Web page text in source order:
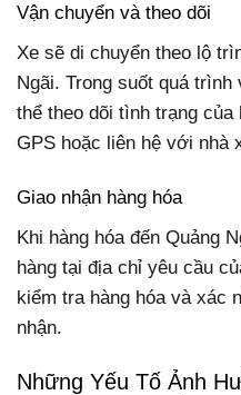
Vận chuyển và theo dõi
Xe sẽ di chuyển theo lộ
Ngãi. Trong suốt quá
thể theo dõi tình trạng của
GPS hoặc liên hệ với nhà
Giao nhận hàng hóa
Khi hàng hóa đến Quảng
hàng tại địa chỉ yêu cầu
kiểm tra hàng hóa và xác
nhận.
Những Yếu Tố Ảnh